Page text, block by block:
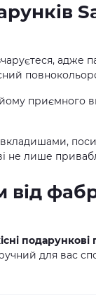
адже
приємного
не лише
від
для вас